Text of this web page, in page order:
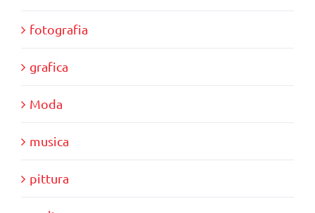
fotografia
grafica
Moda
musica
pittura